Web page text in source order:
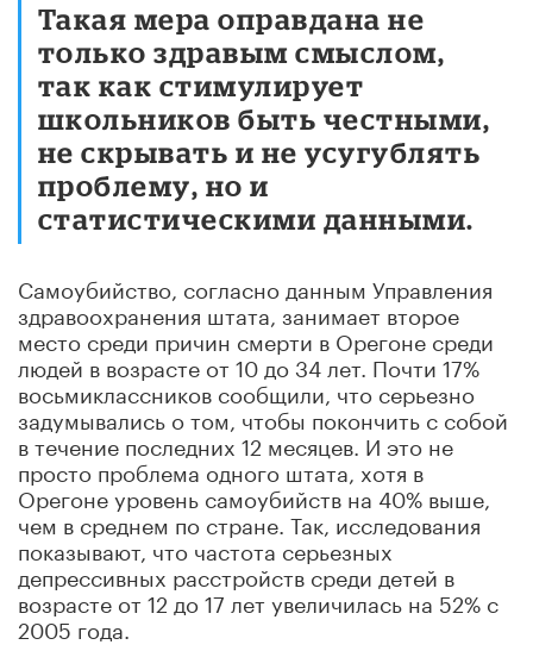
Такая мера оправдана не
только здравым смыслом,
так как стимулирует
школьников быть честными,
не скрывать и не усугублять
проблему, но и
статистическими данными.
Самоубийство, согласно данным Управления
здравоохранения штата, занимает второе
место среди причин смерти в Орегоне среди
людей в возрасте от 10 до 34 лет. Почти 17%
восьмиклассников сообщили, что серьезно
задумывались о том, чтобы покончить с собой
в течение последних 12 месяцев. И это не
просто проблема одного штата, хотя в
Орегоне уровень самоубийств на 40% выше,
чем в среднем по стране. Так, исследования
показывают, что частота серьезных
депрессивных расстройств среди детей в
возрасте от 12 до 17 лет увеличилась на 52% с
2005 года.